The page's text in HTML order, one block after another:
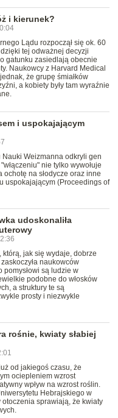
i kierunek?
Lądu rozpoczął się ok. 60
tej odważnej decyzji
gatunku zasiedlają obecnie
Naukowcy z Harvard Medical
że grupę śmiałków
a kobiety były tam wyraźnie
i uspokajającym
Nauki Weizmanna odkryli gen
nie tylko wywołuje
ochotę na słodycze oraz inne
uspokajającym (Proceedings of
udoskonaliła
którą, jak się wydaje, dobrze
naukowców
pomysłowi są ludzie w
podobne do włosków
a struktury te są
prosty i niezwykle
rośnie, kwiaty słabiej
od jakiegoś czasu, że
ociepleniem wzrost
wpływ na wzrost roślin.
Hebrajskiego w
otoczenia sprawiają, że kwiaty